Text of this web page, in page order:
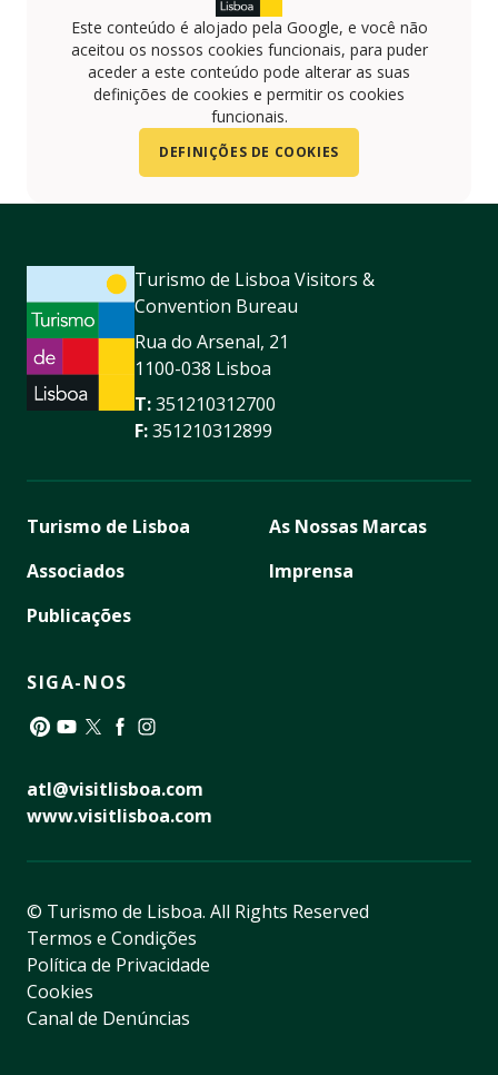
Este conteúdo é alojado pela Google, e você não
aceitou os nossos cookies funcionais, para puder
aceder a este conteúdo pode alterar as suas
definições de cookies e permitir os cookies
funcionais.
DEFINIÇÕES DE COOKIES
Turismo de Lisboa Visitors &
Convention Bureau
Rua do Arsenal, 21
1100-038 Lisboa
T:351210312700
F:351210312899
Turismo de Lisboa
Associados
Publicações
As Nossas Marcas
Imprensa
SIGA-NOS
atl@visitlisboa.com
www.visitlisboa.com
© Turismo de Lisboa. All Rights Reserved
Termos e Condições
Política de Privacidade
Cookies
Canal de Denúncias